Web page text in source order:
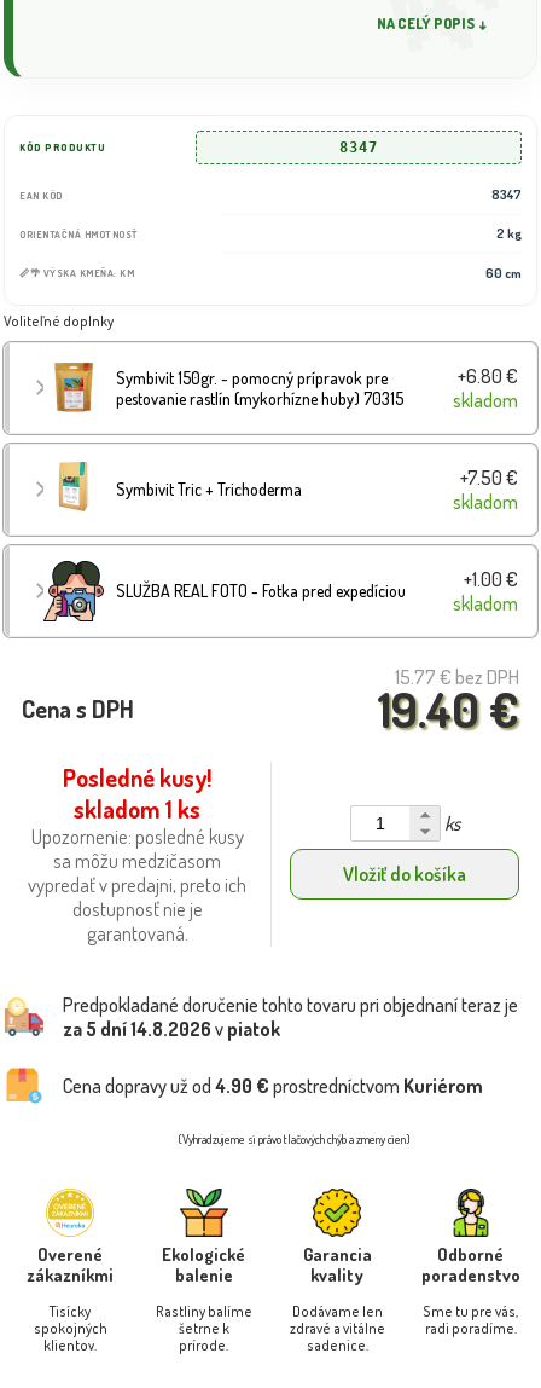
NA CELÝ POPIS ↓
KÓD PRODUKTU 8347
EAN KÓD 8347
ORIENTAČNÁ HMOTNOSŤ 2 kg
📏🌴 VÝSKA KMEŇA: KM 60 cm
Voliteľné doplnky
Symbivit 150gr. - pomocný prípravok pre
pestovanie rastlín (mykorhízne huby) 70315
+6.80 €
skladom
Symbivit Tric + Trichoderma
+7.50 €
skladom
SLUŽBA REAL FOTO - Fotka pred expedíciou
+1.00 €
skladom
15.77 € bez DPH
19.40 €
Cena s DPH
Posledné kusy!
skladom 1 ks
Upozornenie: posledné kusy
sa môžu medzičasom
vypredať v predajni, preto ich
dostupnosť nie je
garantovaná.
ks
Vložiť do košíka
Predpokladané doručenie tohto tovaru pri objednaní teraz je
za 5 dní14.8.2026 v piatok
Cena dopravy už od 4.90 € prostredníctvom Kuriérom
(Vyhradzujeme si právo tlačových chýb a zmeny cien)
Overené
zákazníkmi
Tisícky
spokojných
klientov.
Ekologické
balenie
Rastliny balíme
šetrne k
prírode.
Garancia
kvality
Dodávame len
zdravé a vitálne
sadenice.
Odborné
poradenstvo
Sme tu pre vás,
radi poradíme.